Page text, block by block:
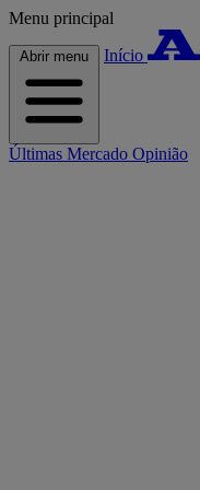
Menu principal
Abrir menu Início
Últimas Mercado Opinião